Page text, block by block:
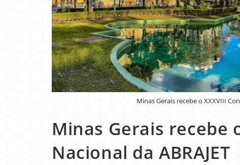
Minas Gerais recebe o XXXVIII
Minas Gerais recebe
Nacional da ABRAJET